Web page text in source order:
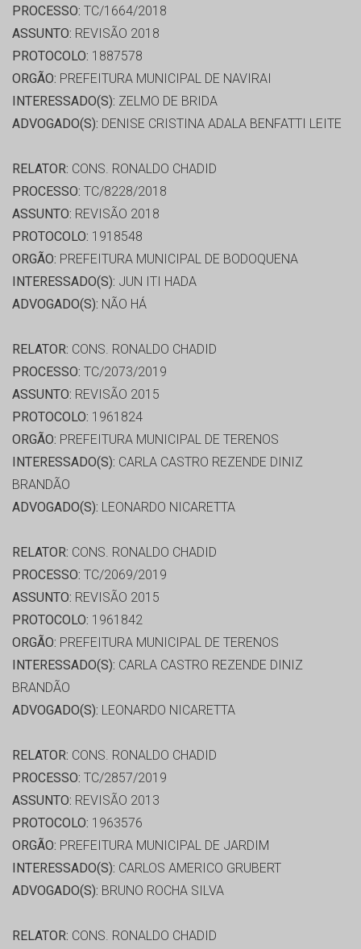
PROCESSO: TC/1664/2018
ASSUNTO: REVISÃO 2018
PROTOCOLO: 1887578
ORGÃO: PREFEITURA MUNICIPAL DE NAVIRAI
INTERESSADO(S): ZELMO DE BRIDA
ADVOGADO(S): DENISE CRISTINA ADALA BENFATTI LEITE
RELATOR: CONS. RONALDO CHADID
PROCESSO: TC/8228/2018
ASSUNTO: REVISÃO 2018
PROTOCOLO: 1918548
ORGÃO: PREFEITURA MUNICIPAL DE BODOQUENA
INTERESSADO(S): JUN ITI HADA
ADVOGADO(S): NÃO HÁ
RELATOR: CONS. RONALDO CHADID
PROCESSO: TC/2073/2019
ASSUNTO: REVISÃO 2015
PROTOCOLO: 1961824
ORGÃO: PREFEITURA MUNICIPAL DE TERENOS
INTERESSADO(S): CARLA CASTRO REZENDE DINIZ
BRANDÃO
ADVOGADO(S): LEONARDO NICARETTA
RELATOR: CONS. RONALDO CHADID
PROCESSO: TC/2069/2019
ASSUNTO: REVISÃO 2015
PROTOCOLO: 1961842
ORGÃO: PREFEITURA MUNICIPAL DE TERENOS
INTERESSADO(S): CARLA CASTRO REZENDE DINIZ
BRANDÃO
ADVOGADO(S): LEONARDO NICARETTA
RELATOR: CONS. RONALDO CHADID
PROCESSO: TC/2857/2019
ASSUNTO: REVISÃO 2013
PROTOCOLO: 1963576
ORGÃO: PREFEITURA MUNICIPAL DE JARDIM
INTERESSADO(S): CARLOS AMERICO GRUBERT
ADVOGADO(S): BRUNO ROCHA SILVA
RELATOR: CONS. RONALDO CHADID